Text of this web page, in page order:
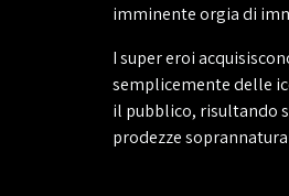
imminente orgia di
I super eroi
semplicemente delle
il pubblico, risultando
prodezze